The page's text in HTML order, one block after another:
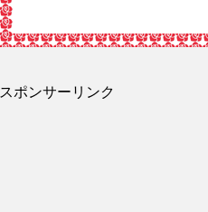
スポンサーリンク